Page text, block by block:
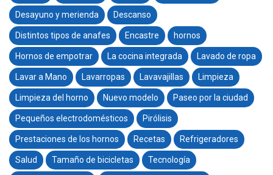
Desayuno y merienda Descanso
Distintos tipos de anafes Encastre hornos
Hornos de empotrar La cocina integrada Lavado de ropa
Lavar a Mano Lavarropas Lavavajillas Limpieza
Limpieza del horno Nuevo modelo Paseo por la ciudad
Pequeños electrodomésticos Pirólisis
Prestaciones de los hornos Recetas Refrigeradores
Salud Tamaño de bicicletas Tecnología